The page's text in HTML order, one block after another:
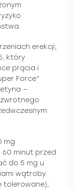
erekcji;
który
prącia i
Force”
—
mg
60 minut przed
do 5 mg u
wątroby
tolerowane);